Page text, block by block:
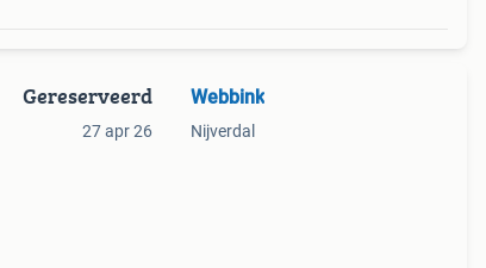
Gereserveerd
27 apr 26
Webbink
Nijverdal